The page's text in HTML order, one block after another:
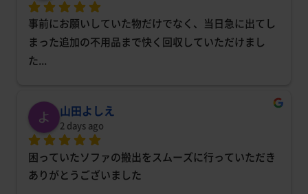
事前にお願いしていた物だけでなく、当日急に出てし
まった追加の不用品まで快く回収していただけまし
た...
山田よしえ
2 days ago
困っていたソファの搬出をスムーズに行っていただき
ありがとうございました